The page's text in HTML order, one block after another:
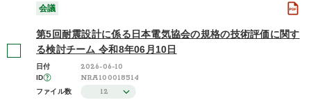
会議
第5回耐震設計に係る日本電気協会の規格の技術評価に関す
る検討チーム 令和8年06月10日
日付 2026-06-10
ID NRA100018514
ファイル数 12